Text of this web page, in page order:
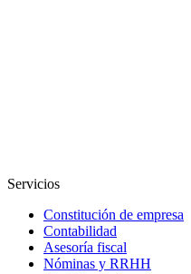
Servicios
Constitución de empresa
Contabilidad
Asesoría fiscal
Nóminas y RRHH